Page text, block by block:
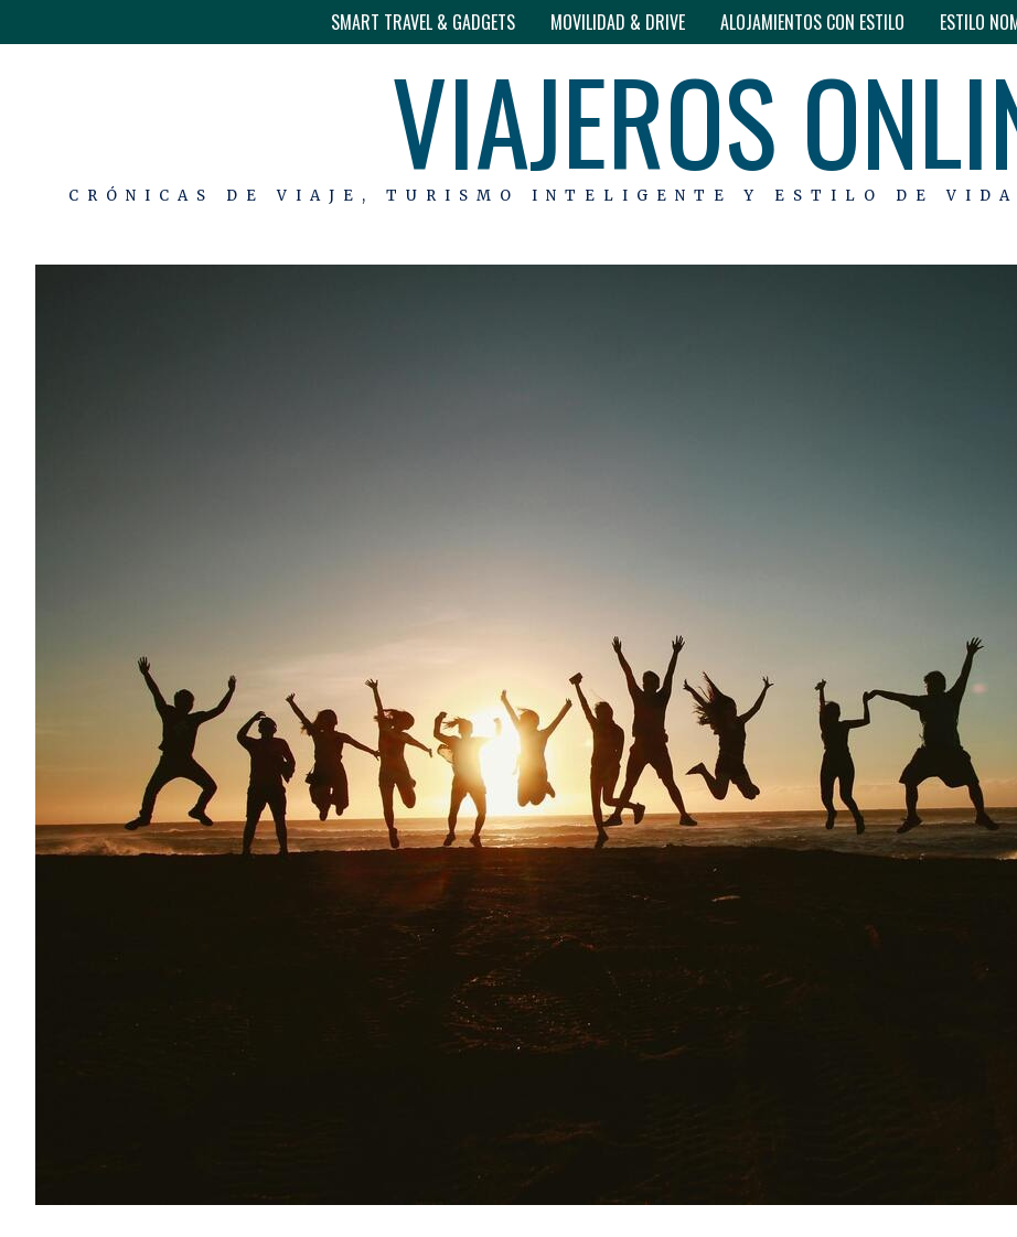
SMART TRAVEL & GADGETS MOVILIDAD & DRIVE ALOJAMIENTOS CON ESTILO ESTILO
VIAJEROS
CRÓNICAS DE VIAJE, TURISMO INTELIGENTE Y ESTILO DE VIDA